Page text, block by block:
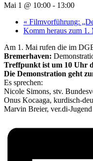
Mai 1 @ 10:00 - 13:00
« Filmvorführung:
Komm heraus zum 1.
Am 1. Mai rufen die im
Bremerhaven:
Treffpunkt ist um 10 Uhr
Die Demonstration geht
Es sprechen:
Nicole Simons, stv.
Onus Kocaaga, kurdisch-
Marvin Breier, ver.di-Jugend